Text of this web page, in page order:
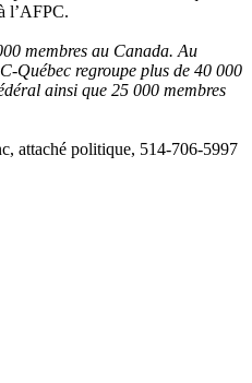
l’AFPC.
membres au Canada. Au
Québec regroupe plus de 40 000
ainsi que 25 000 membres
attaché politique, 514-706-5997